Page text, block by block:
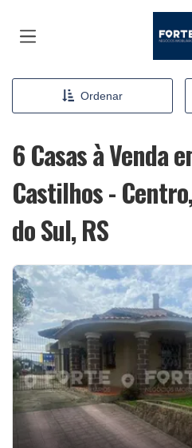
Ordenar
6 Casas à Venda
Castilhos -
do Sul, RS